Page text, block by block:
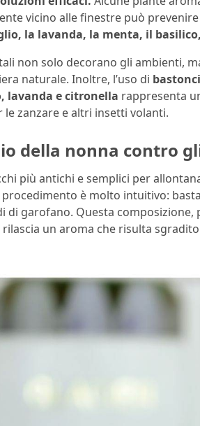
vicino alle finestre può
la lavanda, la menta, il
non solo decorano gli ambienti,
naturale. Inoltre, l’uso di
lavanda e citronella rappresenta
le zanzare e altri insetti volanti.
della nonna contro
più antichi e semplici per
procedimento è molto intuitivo:
di garofano. Questa
un aroma che risulta